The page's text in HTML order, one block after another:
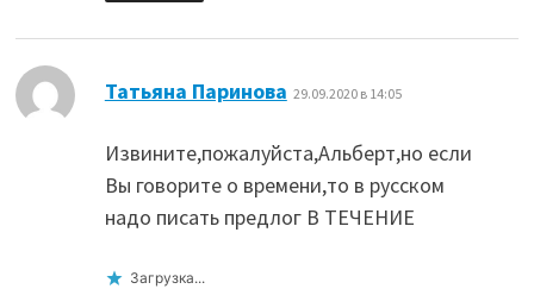
Татьяна Паринова 29.09.2020 в 14:05
Извините,пожалуйста,Альберт,но если
Вы говорите о времени,то в русском
надо писать предлог В ТЕЧЕНИЕ
Загрузка...